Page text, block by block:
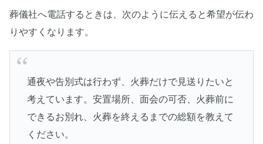
葬儀社へ電話するときは、次のように伝えると希望が伝わ
りやすくなります。
通夜や告別式は行わず、火葬だけで見送りたいと
考えています。安置場所、面会の可否、火葬前に
できるお別れ、火葬を終えるまでの総額を教えて
ください。